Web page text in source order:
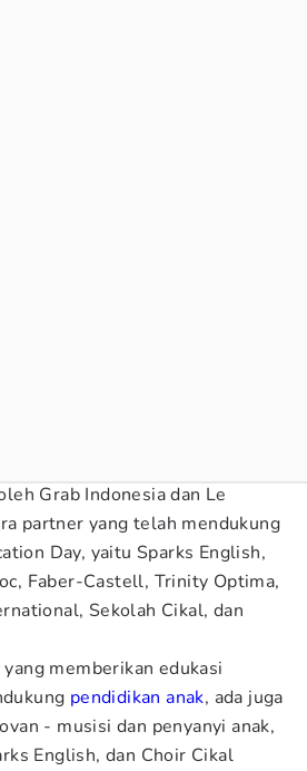
Grab Indonesia dan Le
partner yang telah mendukung
Day, yaitu Sparks English,
Faber-Castell, Trinity Optima,
Sekolah Cikal, dan
memberikan edukasi
pendidikan anak, ada juga
- musisi dan penyanyi anak,
English, dan Choir Cikal